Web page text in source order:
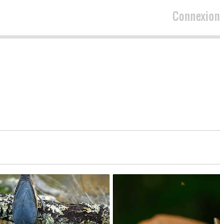
Connexion